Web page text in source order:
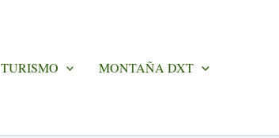
TURISMO MONTAÑA DXT